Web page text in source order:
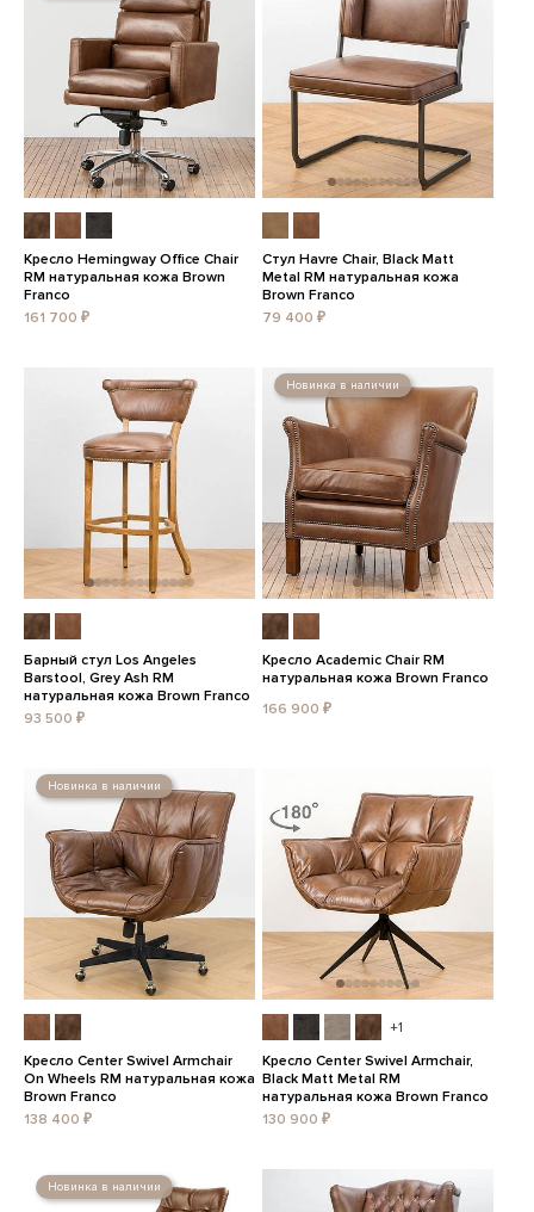
Кресло Hemingway Office Chair
RM натуральная кожа Brown
Franco
161 700 ₽
Стул Havre Chair, Black Matt
Metal RM натуральная кожа
Brown Franco
79 400 ₽
Барный стул Los Angeles
Barstool, Grey Ash RM
натуральная кожа Brown Franco
93 500 ₽
Новинка в наличии
Кресло Academic Chair RM
натуральная кожа Brown Franco
166 900 ₽
Новинка в наличии
Кресло Center Swivel Armchair
On Wheels RM натуральная кожа
Brown Franco
138 400 ₽
+1
Кресло Center Swivel Armchair,
Black Matt Metal RM
натуральная кожа Brown Franco
130 900 ₽
Новинка в наличии